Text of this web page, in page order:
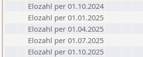
Elozahl per 01.10.2024
Elozahl per 01.01.2025
Elozahl per 01.04.2025
Elozahl per 01.07.2025
Elozahl per 01.10.2025